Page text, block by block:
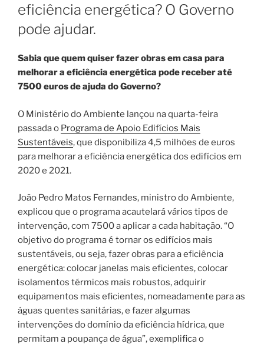
eficiência energética? O Governo
pode ajudar.
Sabia que quem quiser fazer obras em casa para
melhorar a eficiência energética pode receber até
7500 euros de ajuda do Governo?
O Ministério do Ambiente lançou na quarta-feira
passada o Programa de Apoio Edifícios Mais
Sustentáveis, que disponibiliza 4,5 milhões de euros
para melhorar a eficiência energética dos edifícios em
2020 e 2021.
João Pedro Matos Fernandes, ministro do Ambiente,
explicou que o programa acautelará vários tipos de
intervenção, com 7500 a aplicar a cada habitação. “O
objetivo do programa é tornar os edifícios mais
sustentáveis, ou seja, fazer obras para a eficiência
energética: colocar janelas mais eficientes, colocar
isolamentos térmicos mais robustos, adquirir
equipamentos mais eficientes, nomeadamente para as
águas quentes sanitárias, e fazer algumas
intervenções do domínio da eficiência hídrica, que
permitam a poupança de água”, exemplifica o